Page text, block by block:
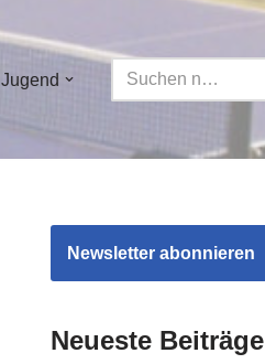
Jugend
Newsletter abonnieren
Neueste Beiträge